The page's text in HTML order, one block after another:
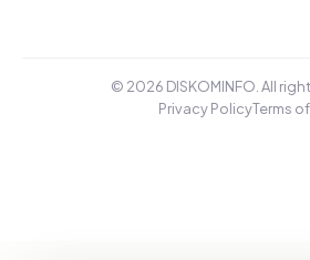
© 2026 DISKOMINFO. All
Privacy PolicyTerms